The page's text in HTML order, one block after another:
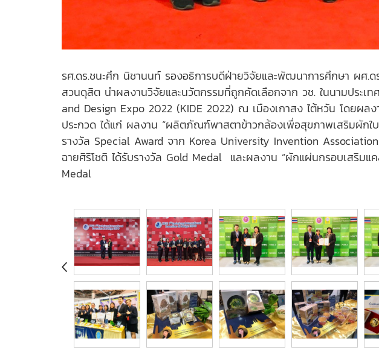
รศ.ดร.ชนะศึก นิชานนท์ รองอธิการบดีฝ่ายวิจัยและพัฒนาการศึกษา ผศ
สวนดุสิต นำผลงานวิจัยและนวัตกรรมที่ถูกคัดเลือกจาก วช. ในนามประเ
and Design Expo 2022 (KIDE 2022) ณ เมืองเกาสง ไต้หวัน โดยผล
ประกวด ได้แก่ ผลงาน “ผลิตภัณฑ์พาสตาข้าวกล้องเพื่อสุขภาพเสริมผัก
รางวัล Special Award จาก Korea University Invention
ฉายศิริโชติ ได้รับรางวัล Gold Medal และผลงาน “ผักแผ่นกรอบเสริม
Medal